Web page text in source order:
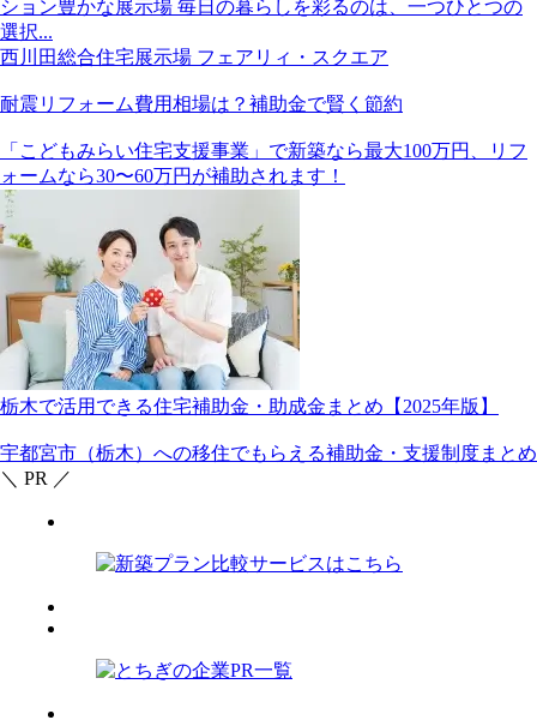
ション豊かな展示場 毎日の暮らしを彩るのは、一つひとつの
選択...
西川田総合住宅展示場 フェアリィ・スクエア
耐震リフォーム費用相場は？補助金で賢く節約
「こどもみらい住宅支援事業」で新築なら最大100万円、リフ
ォームなら30〜60万円が補助されます！
栃木で活用できる住宅補助金・助成金まとめ【2025年版】
宇都宮市（栃木）への移住でもらえる補助金・支援制度まとめ
＼ PR ／